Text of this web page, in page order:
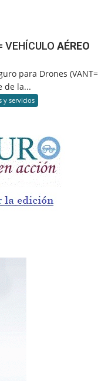
VEHÍCULOAÉREO
para Drones (VANT=
de la...
y servicios